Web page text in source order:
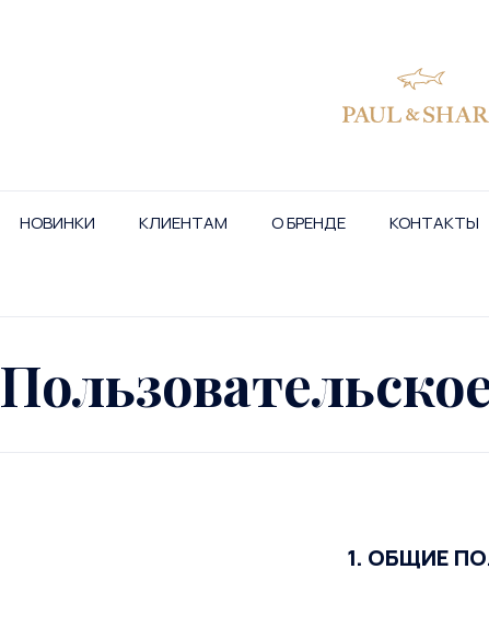
НОВИНКИ КЛИЕНТАМ О БРЕНДЕ КОНТАКТЫ
1. ОБЩИЕ